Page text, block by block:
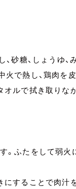
砂糖、しょうゆ、
で熱し、鶏肉を
オルで拭き取りな
。ふたをして弱火
することで肉汁